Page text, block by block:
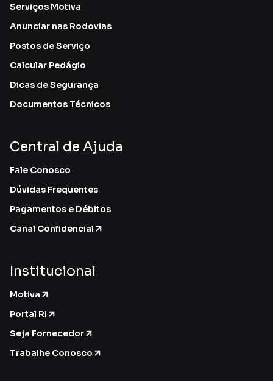
Serviços Motiva
Anunciar nas Rodovias
Postos de Serviço
Calcular Pedágio
Dicas de Segurança
Documentos Técnicos
Central de Ajuda
Fale Conosco
Dúvidas Frequentes
Pagamentos e Débitos
Canal Confidencial
Institucional
Motiva
Portal RI
Seja Fornecedor
Trabalhe Conosco